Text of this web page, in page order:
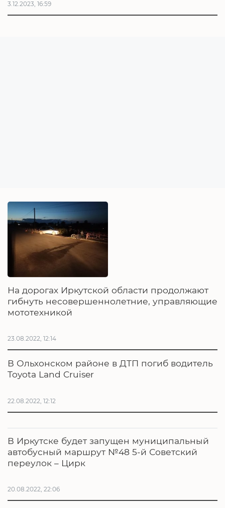
3.12.2023, 16:59
На дорогах Иркутской области продолжают
гибнуть несовершеннолетние, управляющие
мототехникой
23.08.2022, 12:14
В Ольхонском районе в ДТП погиб водитель
Toyota Land Cruiser
22.08.2022, 12:12
В Иркутске будет запущен муниципальный
автобусный маршрут №48 5-й Советский
переулок – Цирк
20.08.2022, 22:06